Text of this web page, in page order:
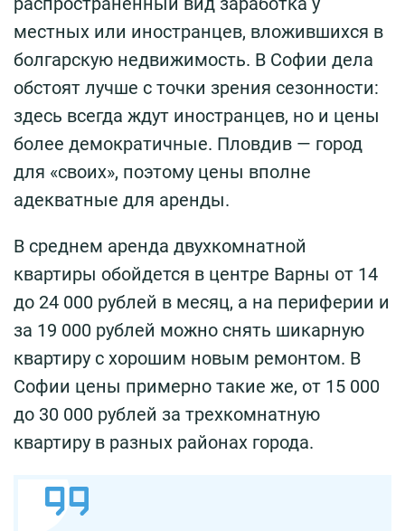
местных или иностранцев, вложившихся в
болгарскую недвижимость. В Софии дела
обстоят лучше с точки зрения сезонности:
здесь всегда ждут иностранцев, но и цены
более демократичные. Пловдив — город
для «своих», поэтому цены вполне
адекватные для аренды.
В среднем аренда двухкомнатной
квартиры обойдется в центре Варны от 14
до 24 000 рублей в месяц, а на периферии и
за 19 000 рублей можно снять шикарную
квартиру с хорошим новым ремонтом. В
Софии цены примерно такие же, от 15 000
до 30 000 рублей за трехкомнатную
квартиру в разных районах города.